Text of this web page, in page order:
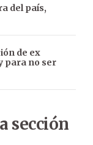
del país,
de ex
para no ser
sección